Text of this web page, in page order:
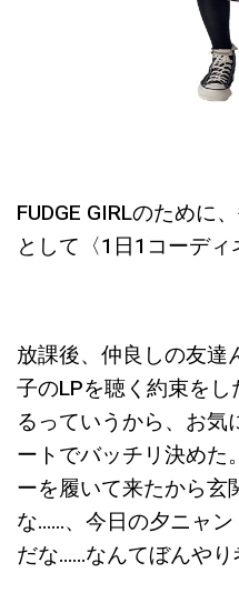
FUDGE GIRLのために
として〈1日1コーディ
放課後、仲良しの友達
子のLPを聴く約束を
るっていうから、お気
ートでバッチリ決めた
ーを履いて来たから玄
な……、今日の夕ニャン
だな……なんてぼんやり